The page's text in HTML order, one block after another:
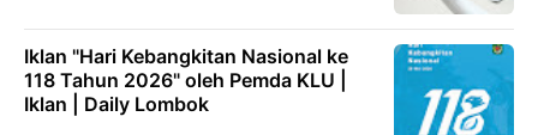
Iklan "Hari Kebangkitan Nasional ke
118 Tahun 2026" oleh Pemda KLU |
Iklan | Daily Lombok